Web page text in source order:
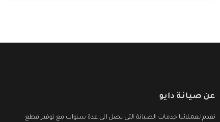
عن صيانة دايو
نقدم لعملائنا خدمات الصيانة التى تصل الى عدة سنوات مع توفير قطع